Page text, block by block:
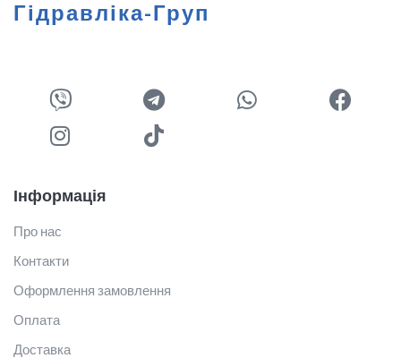
Гідравліка-Груп
Інформація
Про нас
Контакти
Оформлення замовлення
Оплата
Доставка